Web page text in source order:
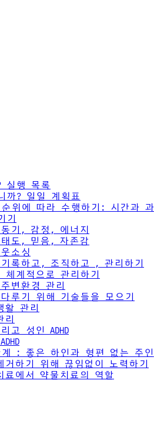
실행 목록
까? 일일 계획표
위에 따라 수행하기: 시간과
기
기, 감정, 에너지
도, 믿음, 자존감
소싱
록하고, 조직하고 , 관리하기
계적으로 관리하기
변환경 관리
루기 위해 기술들을 모으기
활 관리
리
고 성인 ADHD
: 좋은 하인과 형편 없는 주인
거하기 위해 끊임없이 노력하기
료에서 약물치료의 역할